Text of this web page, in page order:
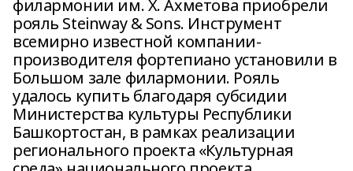
филармонии им. Х. Ахметова приобрели
рояль Steinway & Sons. Инструмент
всемирно известной компании-
производителя фортепиано установили в
Большом зале филармонии. Рояль
удалось купить благодаря субсидии
Министерства культуры Республики
Башкортостан, в рамках реализации
регионального проекта «Культурная